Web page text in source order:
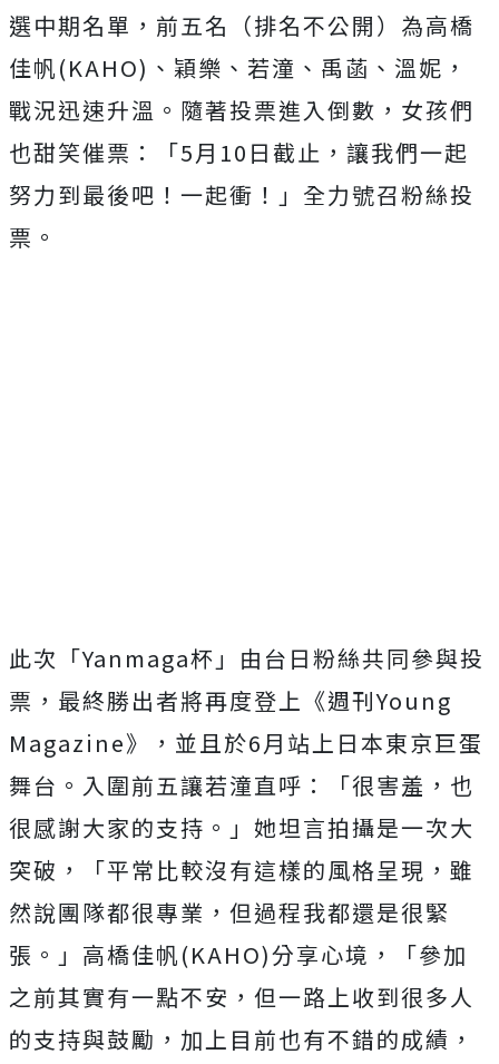
選中期名單，前五名（排名不公開）為高橋
佳帆(KAHO)、穎樂、若潼、禹菡、溫妮，
戰況迅速升溫。隨著投票進入倒數，女孩們
也甜笑催票：「5月10日截止，讓我們一起
努力到最後吧！一起衝！」全力號召粉絲投
票。
此次「Yanmaga杯」由台日粉絲共同參與投
票，最終勝出者將再度登上《週刊Young
Magazine》，並且於6月站上日本東京巨蛋
舞台。入圍前五讓若潼直呼：「很害羞，也
很感謝大家的支持。」她坦言拍攝是一次大
突破，「平常比較沒有這樣的風格呈現，雖
然說團隊都很專業，但過程我都還是很緊
張。」高橋佳帆(KAHO)分享心境，「參加
之前其實有一點不安，但一路上收到很多人
的支持與鼓勵，加上目前也有不錯的成績，